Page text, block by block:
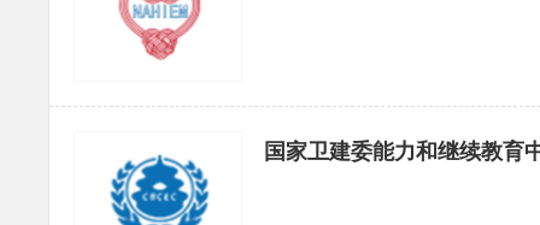
国家卫建委能力和继续教育